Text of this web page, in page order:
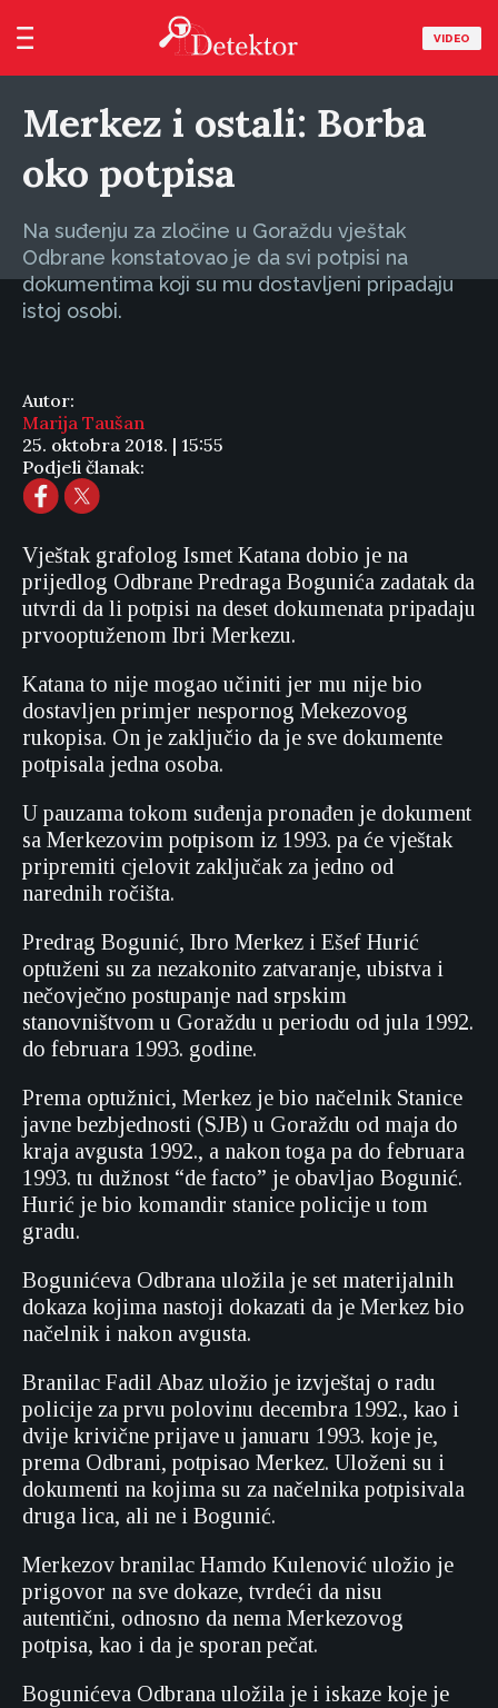
VIDEO
Merkez i ostali: Borba
oko potpisa
Na suđenju za zločine u Goraždu vještak
Odbrane konstatovao je da svi potpisi na
dokumentima koji su mu dostavljeni pripadaju
istoj osobi.
Autor:
Marija Taušan
25. oktobra 2018. | 15:55
Podjeli članak:
Vještak grafolog Ismet Katana dobio je na
prijedlog Odbrane Predraga Bogunića zadatak da
utvrdi da li potpisi na deset dokumenata pripadaju
prvooptuženom Ibri Merkezu.
Katana to nije mogao učiniti jer mu nije bio
dostavljen primjer nespornog Mekezovog
rukopisa. On je zaključio da je sve dokumente
potpisala jedna osoba.
U pauzama tokom suđenja pronađen je dokument
sa Merkezovim potpisom iz 1993. pa će vještak
pripremiti cjelovit zaključak za jedno od
narednih ročišta.
Predrag Bogunić, Ibro Merkez i Ešef Hurić
optuženi su za nezakonito zatvaranje, ubistva i
nečovječno postupanje nad srpskim
stanovništvom u Goraždu u periodu od jula 1992.
do februara 1993. godine.
Prema optužnici, Merkez je bio načelnik Stanice
javne bezbjednosti (SJB) u Goraždu od maja do
kraja avgusta 1992., a nakon toga pa do februara
1993. tu dužnost “de facto” je obavljao Bogunić.
Hurić je bio komandir stanice policije u tom
gradu.
Bogunićeva Odbrana uložila je set materijalnih
dokaza kojima nastoji dokazati da je Merkez bio
načelnik i nakon avgusta.
Branilac Fadil Abaz uložio je izvještaj o radu
policije za prvu polovinu decembra 1992., kao i
dvije krivične prijave u januaru 1993. koje je,
prema Odbrani, potpisao Merkez. Uloženi su i
dokumenti na kojima su za načelnika potpisivala
druga lica, ali ne i Bogunić.
Merkezov branilac Hamdo Kulenović uložio je
prigovor na sve dokaze, tvrdeći da nisu
autentični, odnosno da nema Merkezovog
potpisa, kao i da je sporan pečat.
Bogunićeva Odbrana uložila je i iskaze koje je